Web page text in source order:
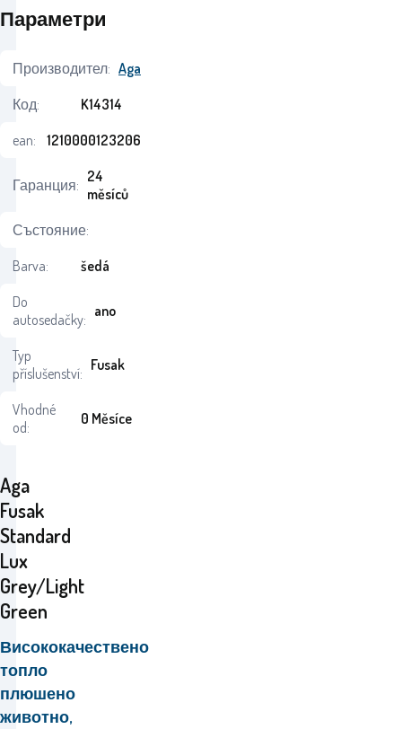
Aga
Fusak
Standard
Lux
Grey/Light
Green
Висококачествено
топло
плюшено
животно,
Параметри
Производител: Aga
Код:
K14314
ean:
1210000123206
Гаранция: 24
měsíců
Състояние:
Barva:
šedá
Do
autosedačky: ano
Typ
příslušenství: Fusak
Vhodné
od:
0 Měsíce